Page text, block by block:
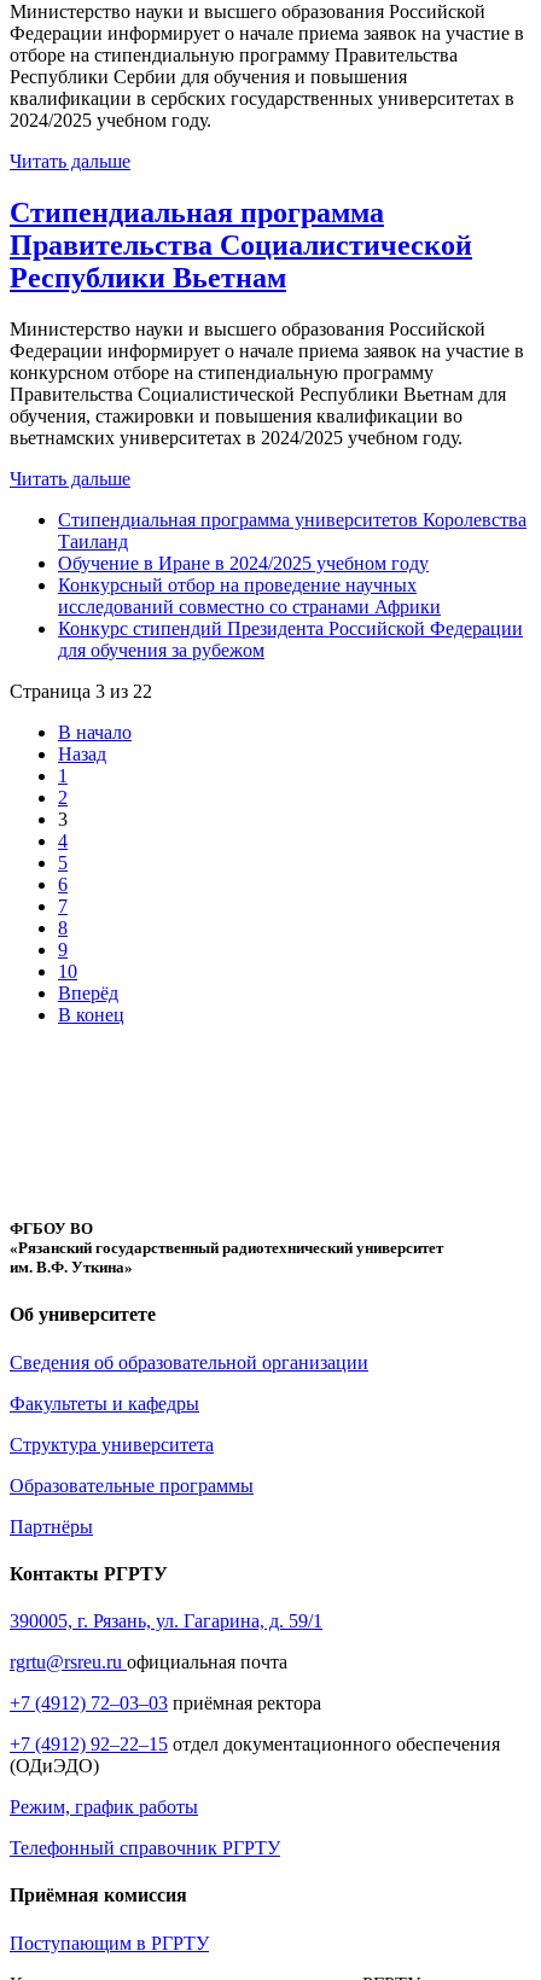
Министерство науки и высшего образования Российской
Федерации информирует о начале приема заявок на участие в
отборе на стипендиальную программу Правительства
Республики Сербии для обучения и повышения
квалификации в сербских государственных университетах в
2024/2025 учебном году.
Читать дальше
Cтипендиальная программа
Правительства Социалистической
Республики Вьетнам
Министерство науки и высшего образования Российской
Федерации информирует о начале приема заявок на участие в
конкурсном отборе на стипендиальную программу
Правительства Социалистической Республики Вьетнам для
обучения, стажировки и повышения квалификации во
вьетнамских университетах в 2024/2025 учебном году.
Читать дальше
Стипендиальная программа университетов Королевства
Таиланд
Обучение в Иране в 2024/2025 учебном году
Конкурсный отбор на проведение научных
исследований совместно со странами Африки
Конкурс стипендий Президента Российской Федерации
для обучения за рубежом
Страница 3 из 22
В начало
Назад
1
2
3
4
5
6
7
8
9
10
Вперёд
В конец
ФГБОУ ВО
«Рязанский государственный радиотехнический университет
им. В.Ф. Уткина»
Об университете
Сведения об образовательной организации
Факультеты и кафедры
Структура университета
Образовательные программы
Партнёры
Контакты РГРТУ
390005, г. Рязань, ул. Гагарина, д. 59/1
rgrtu@rsreu.ru официальная почта
+7 (4912) 72–03–03 приёмная ректора
+7 (4912) 92–22–15 отдел документационного обеспечения
(ОДиЭДО)
Режим, график работы
Телефонный справочник РГРТУ
Приёмная комиссия
Поступающим в РГРТУ